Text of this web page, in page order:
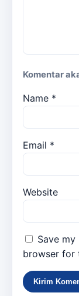
Komentar
Name *
Email *
Website
Save
browser for